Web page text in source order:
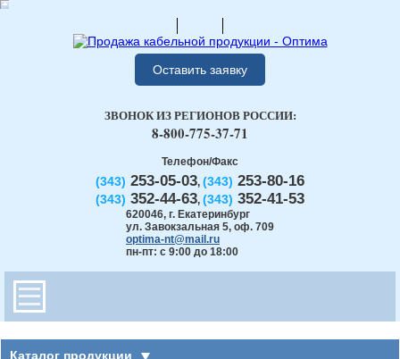
Оставить заявку
Телефон/Факс
(343) 253-05-03, (343) 253-80-16
(343) 352-44-63, (343) 352-41-53
620046, г. Екатеринбург
ул. Завокзальная 5, оф. 709
optima-nt@mail.ru
пн-пт: с 9:00 до 18:00
ЗВОНОК ИЗ РЕГИОНОВ РОССИИ:
8-800-775-37-71
Каталог продукции